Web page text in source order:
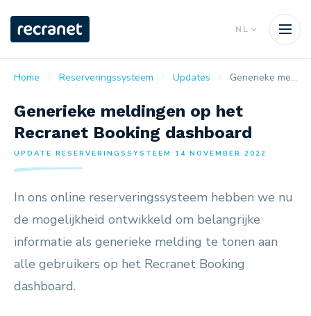
NL
Home Reserveringssysteem Updates Generieke meldingen op het Recranet Booking dashboard
Generieke meldingen op het
Recranet Booking dashboard
UPDATE RESERVERINGSSYSTEEM 14 NOVEMBER 2022
In ons online reserveringssysteem hebben we nu
de mogelijkheid ontwikkeld om belangrijke
informatie als generieke melding te tonen aan
alle gebruikers op het Recranet Booking
dashboard.